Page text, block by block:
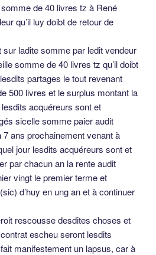
somme de 40 livres tz à René
qu’il luy doibt de retour de
ladite somme par ledit vendeur
somme de 40 livres tz qu’il doibt
partages le tout revenant
500 livres et le surplus montant la
acquéreurs sont et
sicelle somme paier audit
7 ans prochainement venant à
jour lesdits acquéreurs sont et
par chacun an la rente audit
vingt le premier terme et
d’huy en ung an et à continuer
rescousse desdites choses et
escheu seront lesdits
manifestement un lapsus, car à